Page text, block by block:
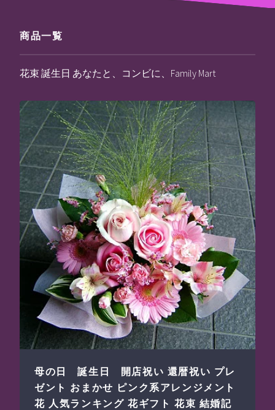
商品一覧
花束 誕生日 あなたと、コンビに、Family Mart
母の日 誕生日 開店祝い 還暦祝い プレ
ゼント おまかせ ピンク系アレンジメント
花 人気ランキング 花ギフト 花束 結婚記